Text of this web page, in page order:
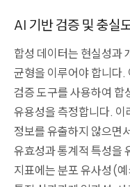
AI 기반 검증 및 충실
합성 데이터는 현실성과
균형을 이루어야 합니다.
검증 도구를 사용하여 합
유용성을 측정합니다.
정보를 유출하지 않으면
유효성과 통계적 특성을
지표에는 분포 유사성(